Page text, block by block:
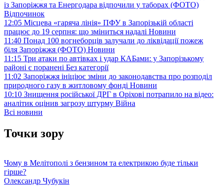
із Запоріжжя та Енергодара відпочили у таборах (ФОТО)
Відпочинок
12:05 Місцева «гаряча лінія» ПФУ в Запорізькій області
працює до 19 серпня: що зміниться надалі Новини
11:40 Понад 100 вогнеборців залучали до ліквідації пожеж
біля Запоріжжя (ФОТО) Новини
11:15 Три атаки по автівках і удар КАБами: у Запорізькому
районі є поранені Без категорії
11:02 Запоріжжя ініціює зміни до законодавства про розподіл
природного газу в житловому фонді Новини
10:10 Знищення російської ДРГ в Оріхові потрапило на відео:
аналітик оцінив загрозу штурму Війна
Всі новини
Точки зору
Чому в Мелітополі з бензином та електрикою буде тільки
гірше?
Олександр Чубукін